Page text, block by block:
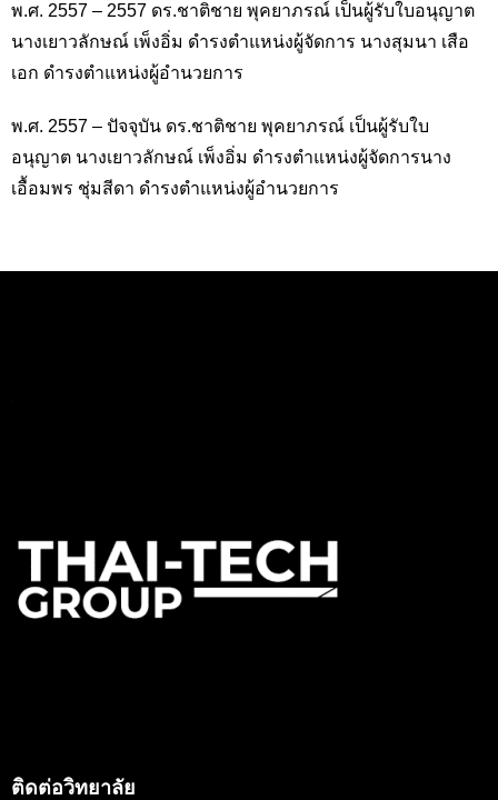
พ.ศ. 2557 – 2557 ดร.ชาติชาย พุคยาภรณ์ เป็นผู้รับใบอนุญาต
นางเยาวลักษณ์ เพ็งอิ่ม ดำรงตำแหน่งผู้จัดการ นางสุมนา เสือ
เอก ดำรงตำแหน่งผู้อำนวยการ
พ.ศ. 2557 – ปัจจุบัน ดร.ชาติชาย พุคยาภรณ์ เป็นผู้รับใบ
อนุญาต นางเยาวลักษณ์ เพ็งอิ่ม ดำรงตำแหน่งผู้จัดการนาง
เอื้อมพร ชุ่มสีดา ดำรงตำแหน่งผู้อำนวยการ
ติดต่อวิทยาลัย